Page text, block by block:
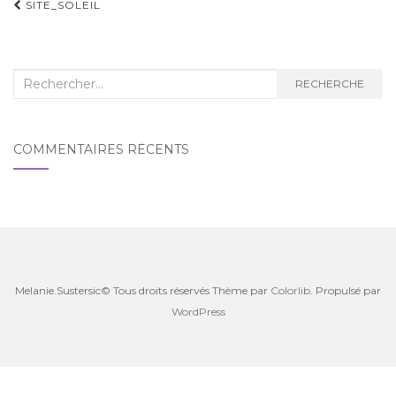
Navigation
SITE_SOLEIL
Recherche
RECHERCHE
COMMENTAIRES RÉCENTS
Melanie.Sustersic© Tous droits réservés Thème par Colorlib. Propulsé par
WordPress